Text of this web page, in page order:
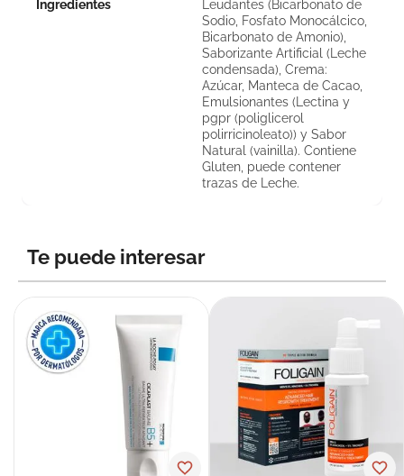
Ingredientes
Leudantes (Bicarbonato de
Sodio, Fosfato Monocálcico,
Bicarbonato de Amonio),
Saborizante Artificial (Leche
condensada), Crema:
Azúcar, Manteca de Cacao,
Emulsionantes (Lectina y
pgpr (poliglicerol
polirricinoleato)) y Sabor
Natural (vainilla). Contiene
Gluten, puede contener
trazas de Leche.
Te puede interesar